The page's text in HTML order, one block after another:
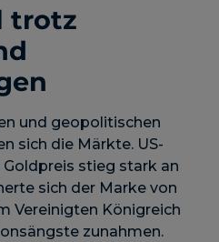
trotz
und geopolitischen
sich die Märkte. US-
stieg stark an
sich der Marke von
Vereinigten Königreich
zunahmen.